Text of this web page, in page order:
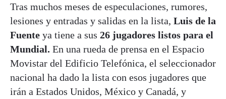
Tras muchos meses de especulaciones, rumores,
lesiones y entradas y salidas en la lista, Luis de la
Fuente ya tiene a sus 26 jugadores listos para el
Mundial. En una rueda de prensa en el Espacio
Movistar del Edificio Telefónica, el seleccionador
nacional ha dado la lista con esos jugadores que
irán a Estados Unidos, México y Canadá, y